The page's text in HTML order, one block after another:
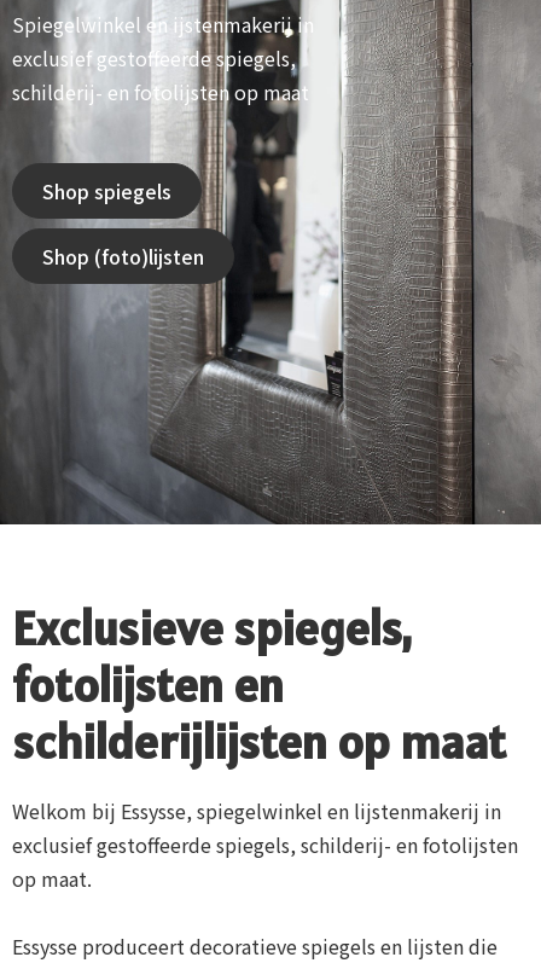
Spiegelwinkel en ijstenmakerij in
exclusief gestoffeerde spiegels,
schilderij- en fotolijsten op maat
Shop spiegels
Shop (foto)lijsten
Exclusieve spiegels,
fotolijsten en
schilderijlijsten op maat
Welkom bij Essysse, spiegelwinkel en lijstenmakerij in
exclusief gestoffeerde spiegels, schilderij- en fotolijsten
op maat.
Essysse produceert decoratieve spiegels en lijsten die